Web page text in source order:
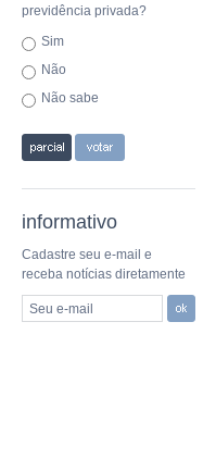
previdência privada?
Sim
Não
Não sabe
informativo
Cadastre seu e-mail e
receba notícias diretamente
Seu e-mail